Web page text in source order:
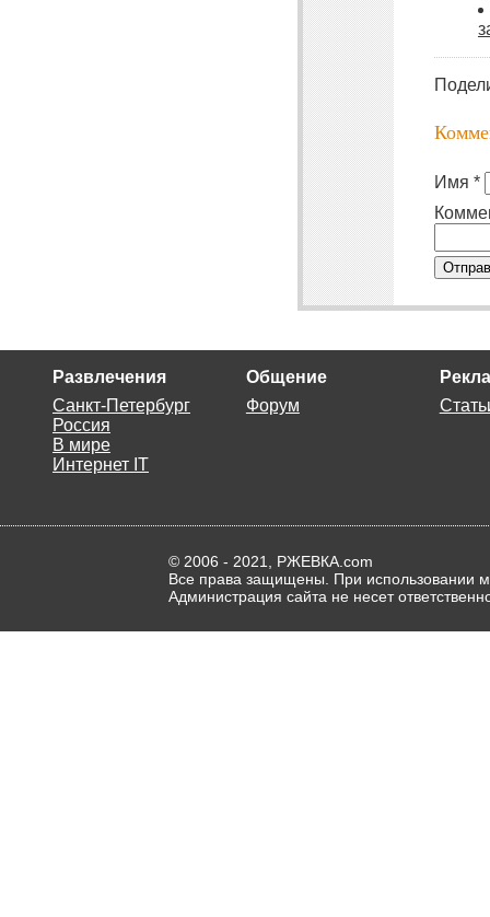
Имя *
Развлечения
Санкт-Петербург
Россия
В мире
Интернет IT
Общение
Форум
© 2006 - 2021, РЖЕВКА.com
Все права защищены. При использовании
Администрация сайта не несет